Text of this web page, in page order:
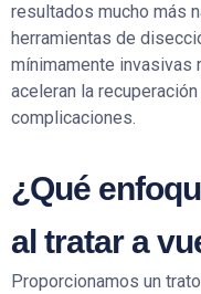
resultados mucho más
herramientas de
mínimamente invasivas
aceleran la
complicaciones.
¿Qué
al tratar a
Proporcionamos un